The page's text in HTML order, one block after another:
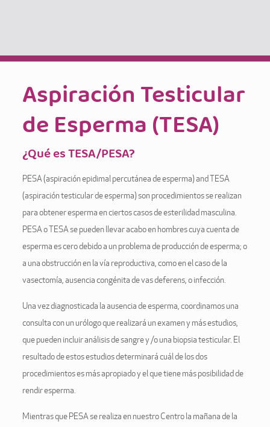
Aspiración Testicular
de Esperma (TESA)
¿Qué es TESA/PESA?
PESA (aspiración epidimal percutánea de esperma) and TESA
(aspiración testicular de esperma) son procedimientos se realizan
para obtener esperma en ciertos casos de esterilidad masculina.
PESA o TESA se pueden llevar acabo en hombres cuya cuenta de
esperma es cero debido a un problema de producción de esperma; o
a una obstrucción en la vía reproductiva, como en el caso de la
vasectomía, ausencia congénita de vas deferens, o infección.
Una vez diagnosticada la ausencia de esperma, coordinamos una
consulta con un urólogo que realizará un examen y más estudios,
que pueden incluir análisis de sangre y /o una biopsia testicular. El
resultado de estos estudios determinará cuál de los dos
procedimientos es más apropiado y el que tiene más posibilidad de
rendir esperma.
Mientras que PESA se realiza en nuestro Centro la mañana de la